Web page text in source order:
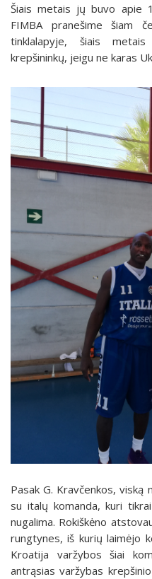
Šiais metais jų buvo apie
FIMBA pranešime šiam
tinklalapyje, šiais
krepšininkų, jeigu ne karas
Pasak G. Kravčenkos, viską
su italų komanda, kuri
nugalima. Rokiškėno
rungtynes, iš kurių laimėjo
Kroatija varžybos šiai
antrąsias varžybas